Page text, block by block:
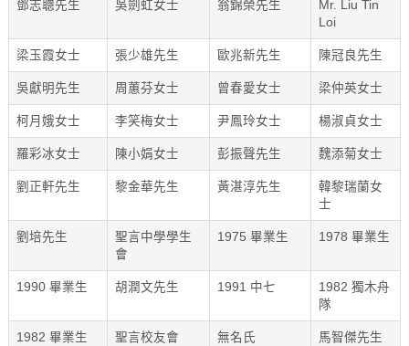
鄧志聰先生 吳劍虹女士 翁錦榮先生
Mr. Liu Tin
Loi
梁玉霞女士 張少雄先生 歐兆新先生 陳冠良先生
吳獻明先生 周蕙芬女士 曾春愛女士 梁仲英女士
柯月娥女士 李笑梅女士 尹鳳玲女士 楊淑貞女士
羅彩冰女士 陳小娟女士 彭振聲先生 魏添菊女士
劉正軒先生 黎金華先生 黃湛淳先生
韓黎瑞蘭女
士
劉培先生
聖言中學學生
會
1975 畢業生 1978 畢業生
1990 畢業生 胡潤文先生 1991 中七
1982 獨木舟
隊
1982 畢業生 聖言校友會 無名氏 馬智傑先生